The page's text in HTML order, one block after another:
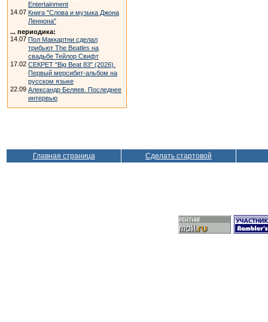
Entertainment
14.07 Книга "Слова и музыка Джона
Леннона"
... периодика:
14.07 Пол Маккартни сделал
трибьют The Beatles на
свадьбе Тейлор Свифт
17.02 СЕКРЕТ "Big Beat 83" (2026).
Первый мерсибит-альбом на
русском языке
22.09 Александр Беляев. Последнее
интервью
Главная страница Сделать стартовой